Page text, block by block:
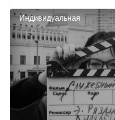
Индивидуальная